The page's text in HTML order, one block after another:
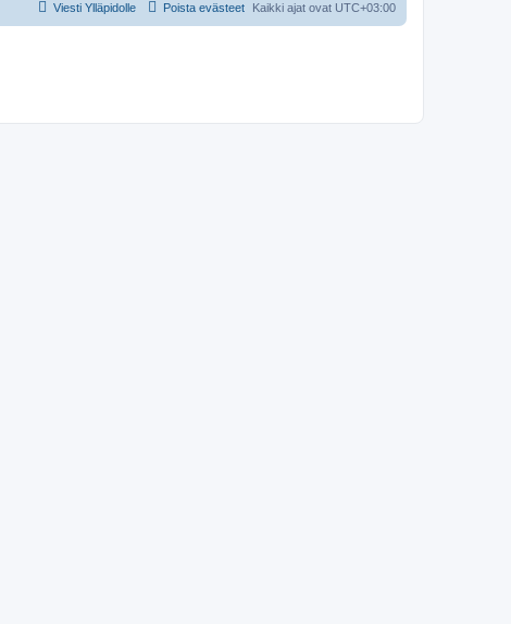
Kaikki ajat ovat UTC+03:00
Poista evästeet
Viesti Ylläpidolle